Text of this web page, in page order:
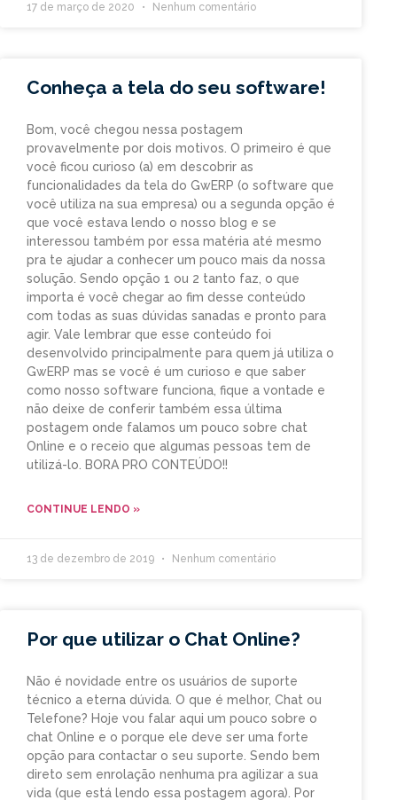
17 de março de 2020 Nenhum comentário
Conheça a tela do seu software!
Bom, você chegou nessa postagem
provavelmente por dois motivos. O primeiro é que
você ficou curioso (a) em descobrir as
funcionalidades da tela do GwERP (o software que
você utiliza na sua empresa) ou a segunda opção é
que você estava lendo o nosso blog e se
interessou também por essa matéria até mesmo
pra te ajudar a conhecer um pouco mais da nossa
solução. Sendo opção 1 ou 2 tanto faz, o que
importa é você chegar ao fim desse conteúdo
com todas as suas dúvidas sanadas e pronto para
agir. Vale lembrar que esse conteúdo foi
desenvolvido principalmente para quem já utiliza o
GwERP mas se você é um curioso e que saber
como nosso software funciona, fique a vontade e
não deixe de conferir também essa última
postagem onde falamos um pouco sobre chat
Online e o receio que algumas pessoas tem de
utilizá-lo. BORA PRO CONTEÚDO!!
CONTINUE LENDO »
13 de dezembro de 2019 Nenhum comentário
Por que utilizar o Chat Online?
Não é novidade entre os usuários de suporte
técnico a eterna dúvida. O que é melhor, Chat ou
Telefone? Hoje vou falar aqui um pouco sobre o
chat Online e o porque ele deve ser uma forte
opção para contactar o seu suporte. Sendo bem
direto sem enrolação nenhuma pra agilizar a sua
vida (que está lendo essa postagem agora). Por